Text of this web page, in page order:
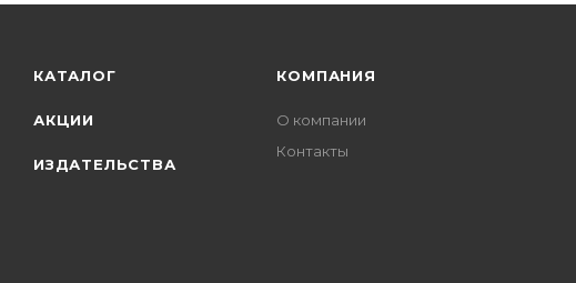
КАТАЛОГ
АКЦИИ
ИЗДАТЕЛЬСТВА
КОМПАНИЯ
О компании
Контакты